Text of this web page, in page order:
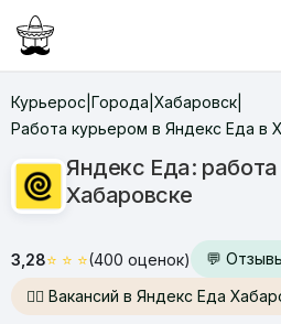
Курьерос Города Хабаровск
Работа курьером в Яндекс Еда в
Яндекс Еда:
Хабаровске
3,28⭐ ⭐ ⭐(400 оценок) 💬
🙋‍♂️ Вакансий в Яндекс Еда